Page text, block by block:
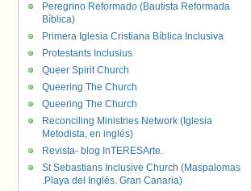
Peregrino Reformado (Bautista Reformada
Bíblica)
Primera Iglesia Cristiana Bíblica Inclusiva
Protestants Inclusius
Queer Spirit Church
Queering The Church
Queering The Church
Reconciling Ministries Network (Iglesia
Metodista, en inglés)
Revista- blog InTERESArte.
St Sebastians Inclusive Church (Maspalomas
.Playa del Inglés. Gran Canaria)